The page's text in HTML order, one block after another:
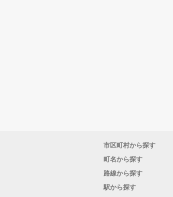
市区町村から探す
町名から探す
路線から探す
駅から探す